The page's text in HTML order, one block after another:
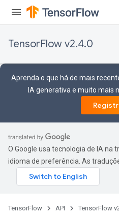
TensorFlow v2.4.0
Aprenda o que há de mais
IA generativa e muito mais
O Google usa tecnologia de IA na
idioma de preferência. As
TensorFlow API TensorFlow